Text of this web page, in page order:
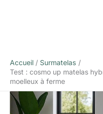
Accueil
Surmatelas
Test : cosmo up matelas
moelleux à ferme